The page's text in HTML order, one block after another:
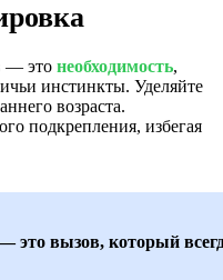
— это необходимость,
инстинкты. Уделяйте
возраста.
подкрепления, избегая
это вызов, который